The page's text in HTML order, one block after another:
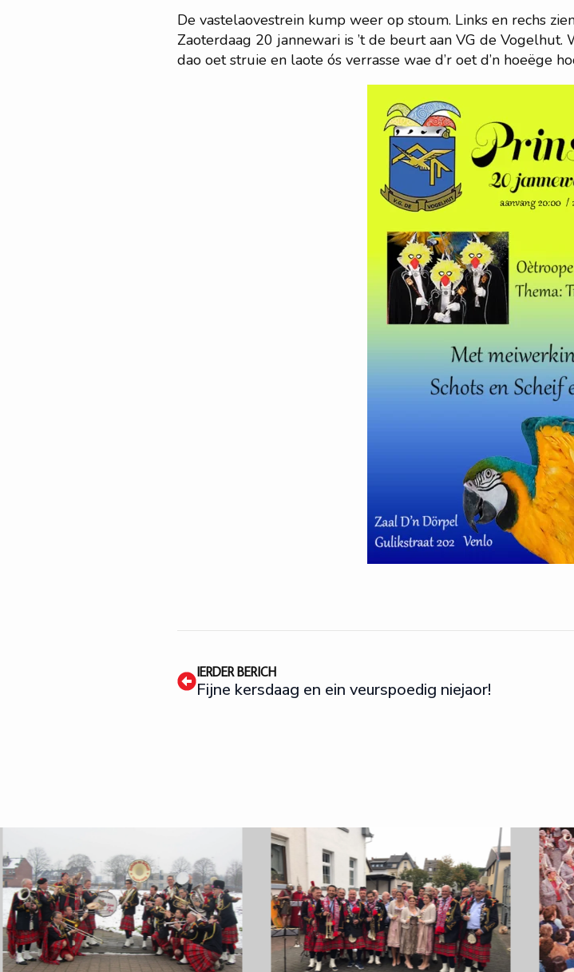
De vastelaovestrein kump weer op stoum. Links en rechs
Zaoterdaag 20 jannewari is ’t de beurt aan VG de
dao oet struie en laote ós verrasse wae d’r oet d’n hoeëge
IERDER BERICH
Fijne kersdaag en ein veurspoedig niejaor!